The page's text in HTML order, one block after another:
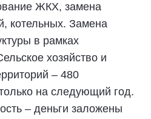
ЖКХ, замена
котельных. Замена
в рамках
хозяйство и
– 480
на следующий год.
– деньги заложены